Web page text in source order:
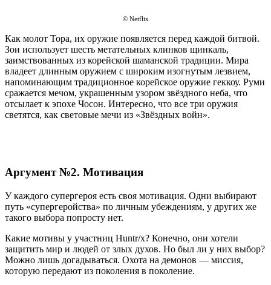
© Netflix
Как молот Тора, их оружие появляется перед каждой битвой.
Зои использует шесть метательных клинков щинкаль,
заимствованных из корейской шаманской традиции. Мира
владеет длинным оружием с широким изогнутым лезвием,
напоминающим традиционное корейское оружие геккоу. Руми
сражается мечом, украшенным узором звёздного неба, что
отсылает к эпохе Чосон. Интересно, что все три оружия
светятся, как световые мечи из «Звёздных войн».
Аргумент №2. Мотивация
У каждого супергероя есть своя мотивация. Одни выбирают
путь «супергеройства» по личным убеждениям, у других же
такого выбора попросту нет.
Какие мотивы у участниц Huntr/x? Конечно, они хотели
защитить мир и людей от злых духов. Но был ли у них выбор?
Можно лишь догадываться. Охота на демонов — миссия,
которую передают из поколения в поколение.